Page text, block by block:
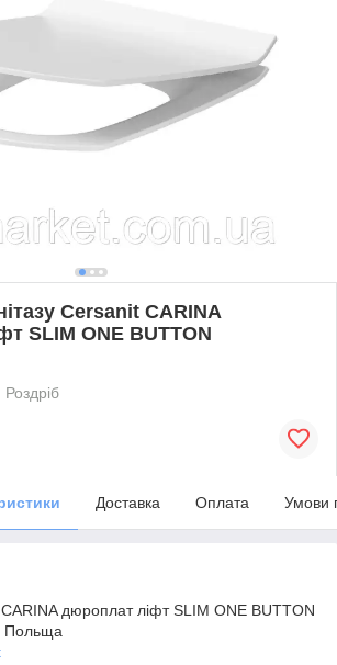
Cersanit CARINA
SLIM ONE BUTTON
Роздріб
Доставка Оплата Умови
CARINA дюроплат ліфт SLIM ONE BUTTON
Польща